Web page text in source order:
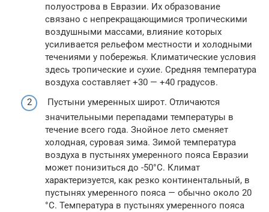
полуострова в Евразии. Их образование
связано с непрекращающимися тропическими
воздушными массами, влияние которых
усиливается рельефом местности и холодными
течениями у побережья. Климатические условия
здесь тропические и сухие. Средняя температура
воздуха составляет +30 — +40 градусов.
Пустыни умеренных широт. Отличаются
значительными перепадами температуры в
течение всего года. Знойное лето сменяет
холодная, суровая зима. Зимой температура
воздуха в пустынях умеренного пояса Евразии
может понизиться до -50°C. Климат
характеризуется, как резко континентальный, в
пустынях умеренного пояса — обычно около 20
°C. Температура в пустынях умеренного пояса